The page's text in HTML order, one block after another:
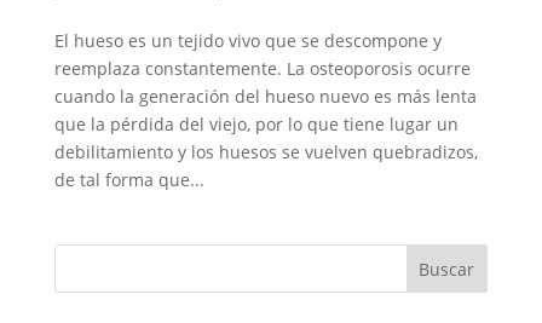
El hueso es un tejido vivo que se descompone y
reemplaza constantemente. La osteoporosis ocurre
cuando la generación del hueso nuevo es más lenta
que la pérdida del viejo, por lo que tiene lugar un
debilitamiento y los huesos se vuelven quebradizos,
de tal forma que...